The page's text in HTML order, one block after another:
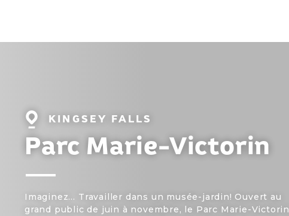
Localité
:
KINGSEY FALLS
Parc Marie-Victorin
Imaginez… Travailler dans un musée-jardin! Ouvert au
grand public de juin à novembre, le Parc Marie-Victorin